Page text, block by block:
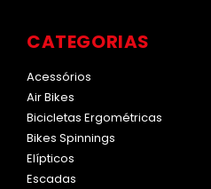
CATEGORIAS
Acessórios
Air Bikes
Bicicletas Ergométricas
Bikes Spinnings
Elípticos
Escadas